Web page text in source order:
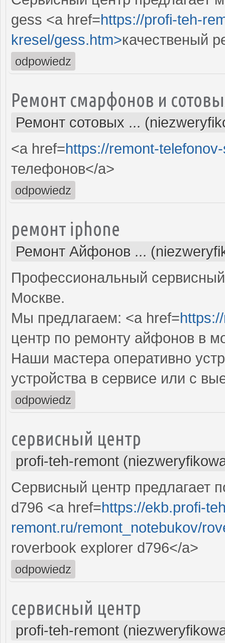
gess <a href=https://profi-teh-
kresel/gess.htm>качественый
odpowiedz
Ремонт смарфонов и
Ремонт сотовых ...
<a href=https://remont-
телефонов</a>
odpowiedz
ремонт iphone
Ремонт Айфонов ...
Профессиональный
Москве.
Мы предлагаем: <a href=
центр по ремонту айфонов в
Наши мастера оперативно
устройства в сервисе или с
odpowiedz
сервисный центр
profi-teh-remont
Сервисный центр предлагает
d796 <a href=https://ekb.profi-
remont.ru/remont_notebukov/
roverbook explorer d796</a>
odpowiedz
сервисный центр
profi-teh-remont